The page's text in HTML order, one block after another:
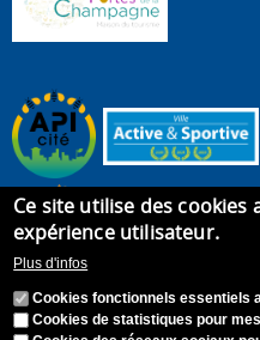
Ce site utilise des cookies
expérience utilisateur.
Plus d'infos
Cookies fonctionnels essentiels
Cookies de statistiques pour